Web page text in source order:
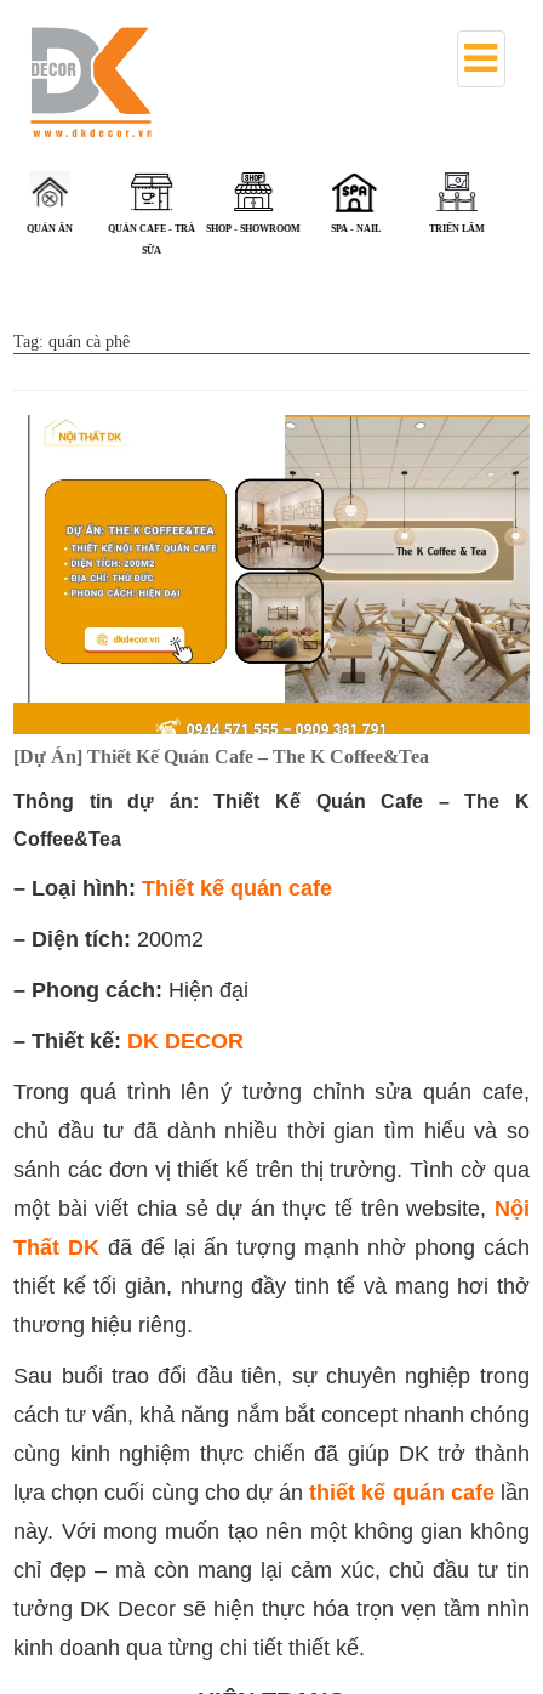
QUÁN CAFE - TRÀ
SHOP - SHOWROOM SPA - NAIL TRIỂN LÃM VĂN PHÒNG
Tag:quán cà phê
[Dự Án] Thiết Kế Quán Cafe – The K Coffee&Tea
Thông tin dự án: Thiết Kế Quán Cafe – The K
Coffee&Tea
– Loại hình: Thiết kế quán cafe
– Diện tích: 200m2
– Phong cách: Hiện đại
– Thiết kế: DK DECOR
Trong quá trình lên ý tưởng chỉnh sửa quán cafe,
chủ đầu tư đã dành nhiều thời gian tìm hiểu và so
sánh các đơn vị thiết kế trên thị trường. Tình cờ qua
một bài viết chia sẻ dự án thực tế trên website, Nội
Thất DK đã để lại ấn tượng mạnh nhờ phong cách
thiết kế tối giản, nhưng đầy tinh tế và mang hơi thở
thương hiệu riêng.
Sau buổi trao đổi đầu tiên, sự chuyên nghiệp trong
cách tư vấn, khả năng nắm bắt concept nhanh chóng
cùng kinh nghiệm thực chiến đã giúp DK trở thành
lựa chọn cuối cùng cho dự ánthiết kế quán cafelần
này. Với mong muốn tạo nên một không gian không
chỉ đẹp – mà còn mang lại cảm xúc, chủ đầu tư tin
tưởng DK Decor sẽ hiện thực hóa trọn vẹn tầm nhìn
kinh doanh qua từng chi tiết thiết kế.